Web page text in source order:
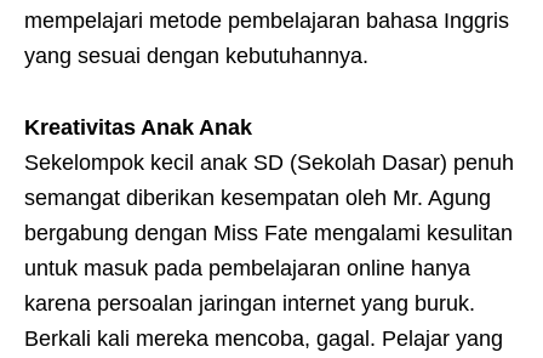
mempelajari metode pembelajaran bahasa Inggris
yang sesuai dengan kebutuhannya.
Kreativitas Anak Anak
Sekelompok kecil anak SD (Sekolah Dasar) penuh
semangat diberikan kesempatan oleh Mr. Agung
bergabung dengan Miss Fate mengalami kesulitan
untuk masuk pada pembelajaran online hanya
karena persoalan jaringan internet yang buruk.
Berkali kali mereka mencoba, gagal. Pelajar yang